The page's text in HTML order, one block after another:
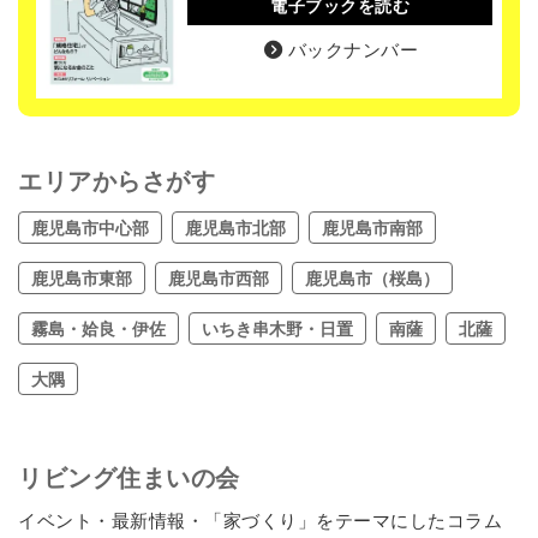
電子ブックを読む
バックナンバー
エリアからさがす
鹿児島市中心部 鹿児島市北部 鹿児島市南部
鹿児島市東部 鹿児島市西部 鹿児島市（桜島）
霧島・姶良・伊佐 いちき串木野・日置 南薩 北薩
大隅
リビング住まいの会
イベント・最新情報・「家づくり」をテーマにしたコラム